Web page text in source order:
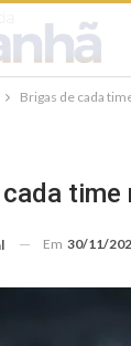
Brigas de cada
Em 30/11/